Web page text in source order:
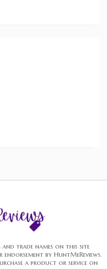
trade names on this site
by HuntMeReviews.
a product or service on